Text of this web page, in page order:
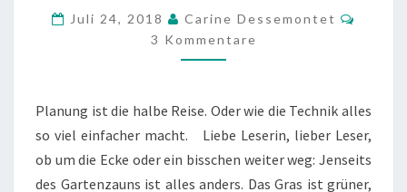
HALBE
REISE
Juli 24, 2018 Carine Dessemontet
3 Kommentare
Planung ist die halbe Reise. Oder wie die Technik alles
so viel einfacher macht. Liebe Leserin, lieber Leser,
ob um die Ecke oder ein bisschen weiter weg: Jenseits
des Gartenzauns ist alles anders. Das Gras ist grüner,